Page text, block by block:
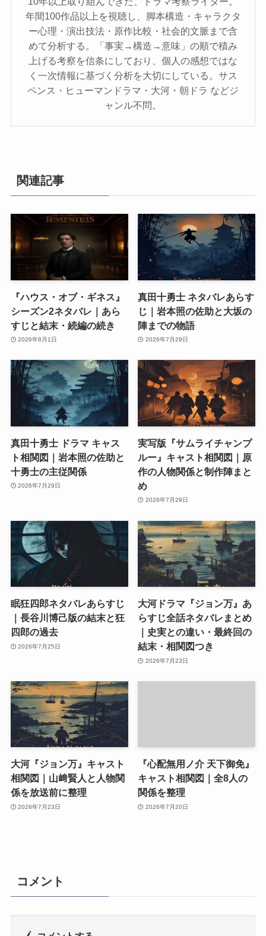
年間100作品以上を視聴し、脚本構造・キャラクタ
ー心理・演出技法・原作比較・社会的文脈まで含
めて分析する。「事実→構造→意味」の順で積み
上げる考察を信条にしており、個人の感想ではな
く一次情報に基づく分析を大切にしている。サス
ペンス・ヒューマンドラマ・大河・朝ドラ などジ
ャンル不問。
関連記事
『ハウス・オブ・ギネス』
シーズン2ネタバレ｜あら
すじと結末・続編の続き
2026年8月1日
真田十勇士 ネタバレあらす
じ｜岩本照の佐助と大坂の
陣までの物語
2026年7月29日
真田十勇士 ドラマ キャス
ト相関図｜岩本照の佐助と
十勇士の主従関係
2026年7月29日
実写版『サムライチャンプ
ルー』キャスト相関図｜原
作の人物関係と制作陣まと
め
2026年7月29日
眠狂四郎ネタバレあらすじ
｜長谷川博己版の結末と狂
四郎の過去
2026年7月25日
大河ドラマ『ジョン万』あ
らすじ全話ネタバレまとめ
｜史実との違い・最終回の
結末・相関図つき
2026年7月23日
大河『ジョン万』キャスト
相関図｜山﨑賢人と人物関
係を放送前に整理
2026年7月23日
『心配無用ノ介 天下御免』
キャスト相関図｜全8人の
関係を整理
2026年7月20日
コメント